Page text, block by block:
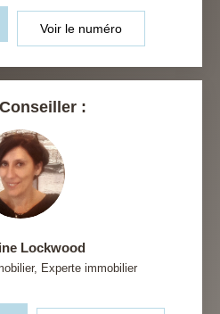
Voir le numéro
:
Lockwood
Experte immobilier